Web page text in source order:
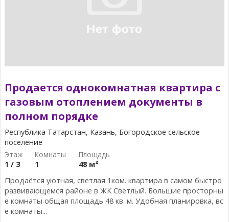
Продается однокомнатная квартира с
газовым отоплением документы в
полном порядке
Республика Татарстан, Казань, Богородское сельское
поселение
1 / 3 1
48 м²
Продаётся уютная, светлая 1ком. квартира в самом быстро
развивающемся районе в ЖК Светлый. Большие просторны
е комнаты общая площадь 48 кв. м. Удобная планировка, вс
е комнаты...